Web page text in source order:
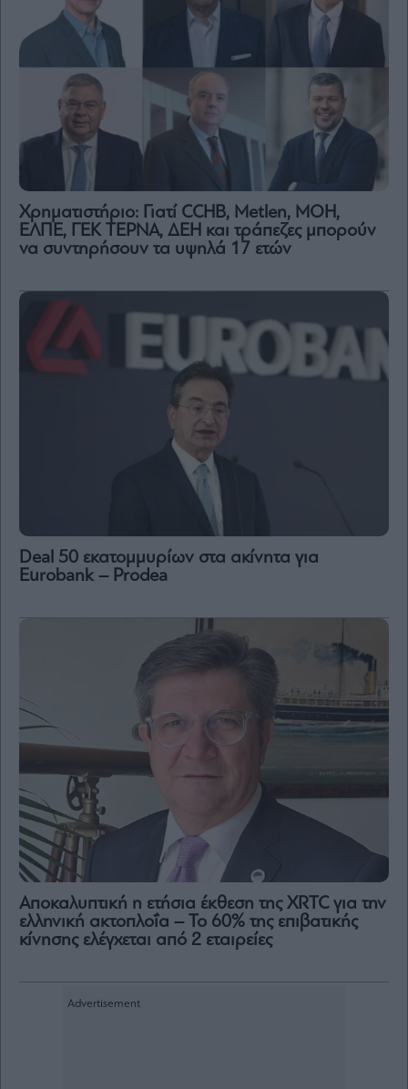
Χρηματιστήριο: Γιατί CCHB, Metlen, MOH,
ΕΛΠΕ, ΓΕΚ ΤΕΡΝΑ, ΔΕΗ και τράπεζες μπορούν
να συντηρήσουν τα υψηλά 17 ετών
Deal 50 εκατομμυρίων στα ακίνητα για
Eurobank – Prodea
Αποκαλυπτική η ετήσια έκθεση της XRTC για την
ελληνική ακτοπλοΐα – Το 60% της επιβατικής
κίνησης ελέγχεται από 2 εταιρείες